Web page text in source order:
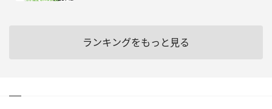
ランキングをもっと見る